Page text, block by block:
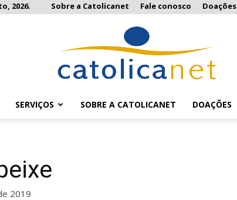
2026. Sobre a Catolicanet Fale conosco Doações
SERVIÇOS SOBRE A CATOLICANET DOAÇÕES
2019